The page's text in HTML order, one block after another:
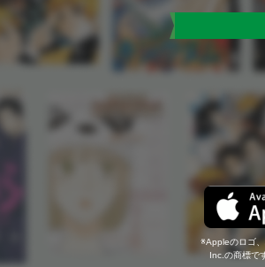
Appleのロゴ
Inc.の商標で